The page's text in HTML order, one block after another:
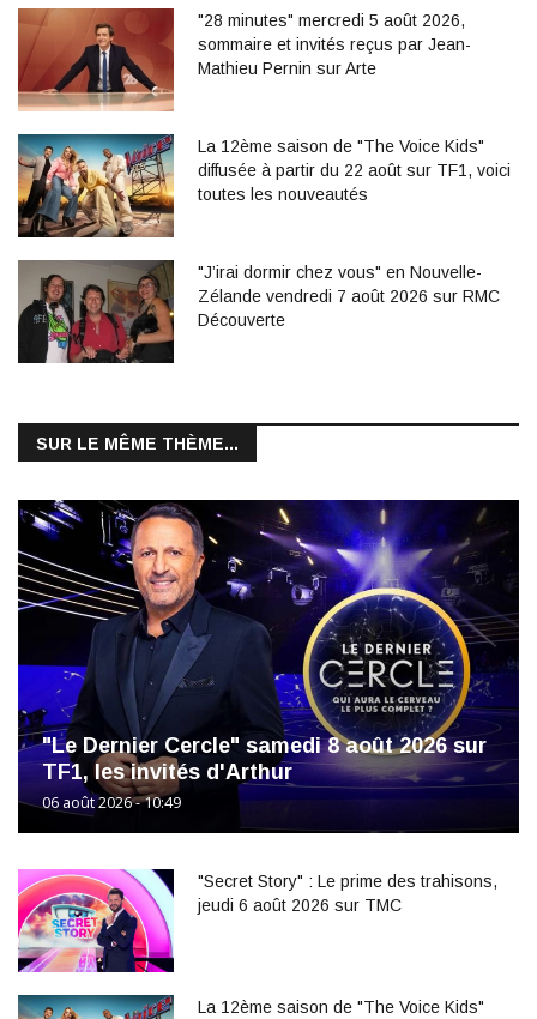
"28 minutes" mercredi 5 août 2026,
sommaire et invités reçus par Jean-
Mathieu Pernin sur Arte
La 12ème saison de "The Voice Kids"
diffusée à partir du 22 août sur TF1, voici
toutes les nouveautés
"J’irai dormir chez vous" en Nouvelle-
Zélande vendredi 7 août 2026 sur RMC
Découverte
SUR LE MÊME THÈME...
"Le Dernier Cercle" samedi 8 août 2026 sur
TF1, les invités d'Arthur
06 août 2026 - 10:49
"Secret Story" : Le prime des trahisons,
jeudi 6 août 2026 sur TMC
La 12ème saison de "The Voice Kids"